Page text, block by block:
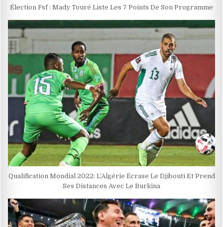
Élection Fsf : Mady Touré Liste Les 7 Points De Son Programme
Qualification Mondial 2022: L’Algérie Écrase Le Djibouti Et Prend
Ses Distances Avec Le Burkina